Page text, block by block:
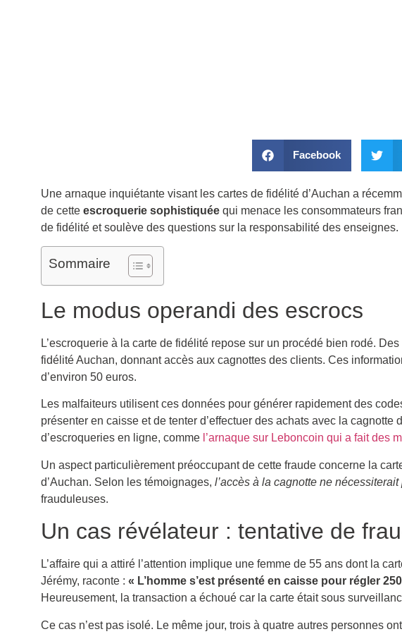
Facebook
Une arnaque inquiétante visant les cartes de fidélité d’Auchan a
de cette escroquerie sophistiquée qui menace les consommateurs
de fidélité et soulève des questions sur la responsabilité des enseignes.
Sommaire
Le modus operandi des escrocs
L’escroquerie à la carte de fidélité repose sur un procédé bien rodé.
fidélité Auchan, donnant accès aux cagnottes des clients. Ces
d’environ 50 euros.
Les malfaiteurs utilisent ces données pour générer rapidement des
présenter en caisse et de tenter d’effectuer des achats avec la
d’escroqueries en ligne, comme l’arnaque sur Leboncoin qui a fait des
Un aspect particulièrement préoccupant de cette fraude concerne la
d’Auchan. Selon les témoignages, l’accès à la cagnotte ne
frauduleuses.
Un cas révélateur : tentative de
L’affaire qui a attiré l’attention implique une femme de 55 ans dont la
Jérémy, raconte : « L’homme s’est présenté en caisse pour régler
Heureusement, la transaction a échoué car la carte était sous
Ce cas n’est pas isolé. Le même jour, trois à quatre autres personnes